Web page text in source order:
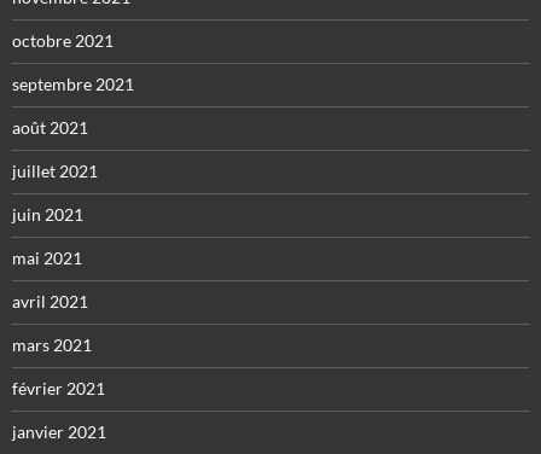
octobre 2021
septembre 2021
août 2021
juillet 2021
juin 2021
mai 2021
avril 2021
mars 2021
février 2021
janvier 2021